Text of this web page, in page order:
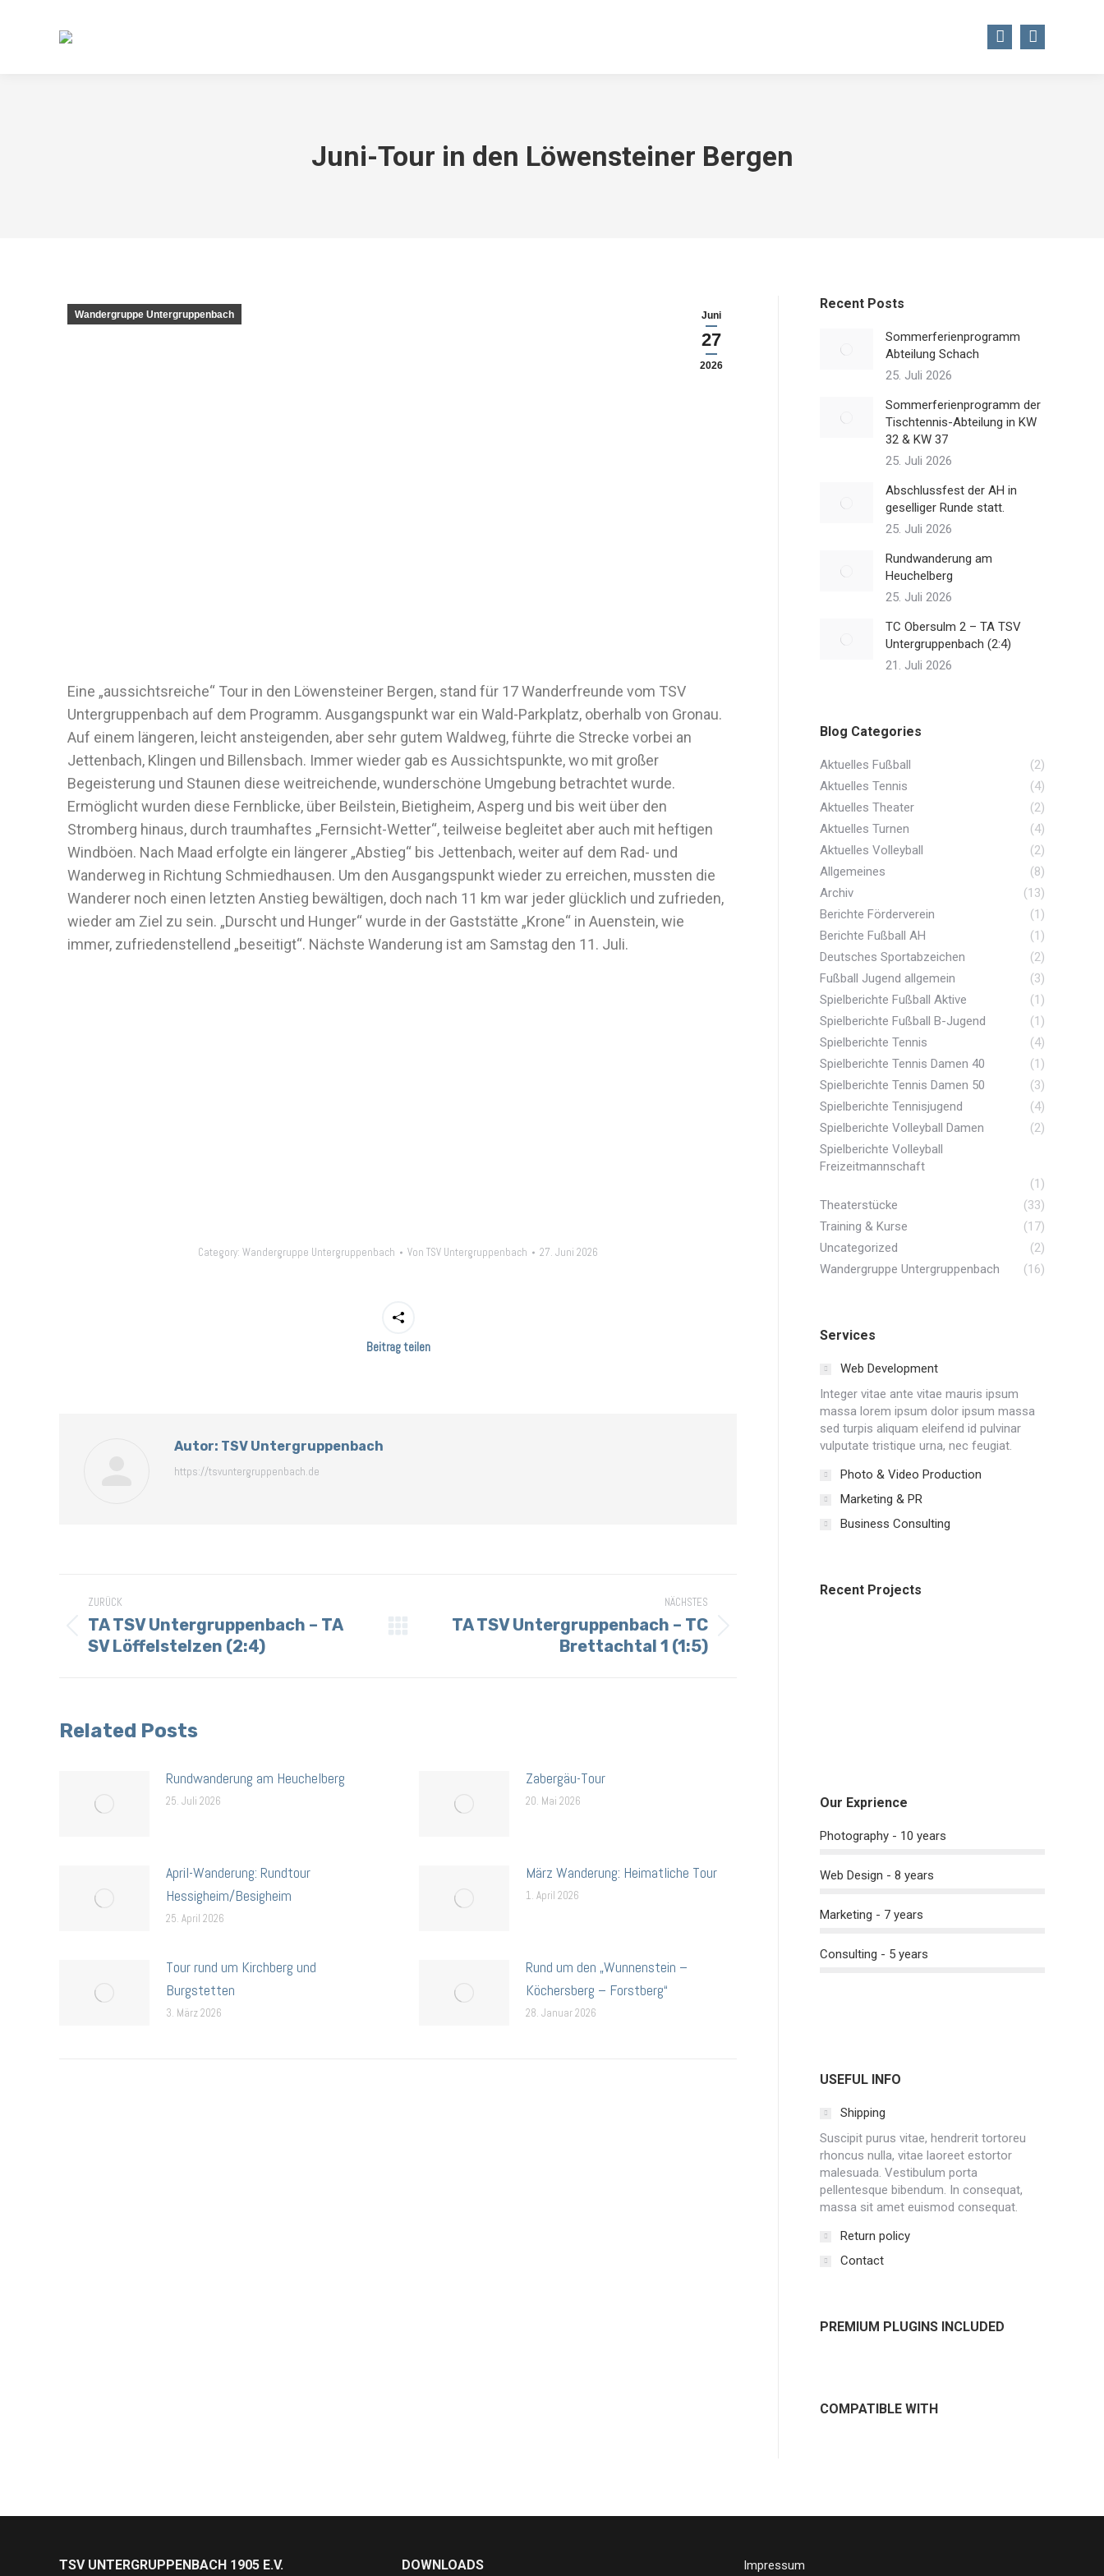
Juni-Tour in den Löwensteiner Bergen
Juni
27
2026
Wandergruppe Untergruppenbach
Eine „aussichtsreiche“ Tour in den Löwensteiner Bergen, stand für 17 Wanderfreunde vom TSV
Untergruppenbach auf dem Programm. Ausgangspunkt war ein Wald-Parkplatz, oberhalb von Gronau.
Auf einem längeren, leicht ansteigenden, aber sehr gutem Waldweg, führte die Strecke vorbei an
Jettenbach, Klingen und Billensbach. Immer wieder gab es Aussichtspunkte, wo mit großer
Begeisterung und Staunen diese weitreichende, wunderschöne Umgebung betrachtet wurde.
Ermöglicht wurden diese Fernblicke, über Beilstein, Bietigheim, Asperg und bis weit über den
Stromberg hinaus, durch traumhaftes „Fernsicht-Wetter“, teilweise begleitet aber auch mit heftigen
Windböen. Nach Maad erfolgte ein längerer „Abstieg“ bis Jettenbach, weiter auf dem Rad- und
Wanderweg in Richtung Schmiedhausen. Um den Ausgangspunkt wieder zu erreichen, mussten die
Wanderer noch einen letzten Anstieg bewältigen, doch nach 11 km war jeder glücklich und zufrieden,
wieder am Ziel zu sein. „Durscht und Hunger“ wurde in der Gaststätte „Krone“ in Auenstein, wie
immer, zufriedenstellend „beseitigt“. Nächste Wanderung ist am Samstag den 11. Juli.
Category: Wandergruppe Untergruppenbach Von TSV Untergruppenbach 27. Juni 2026
Beitrag teilen
Autor: TSV Untergruppenbach
https://tsvuntergruppenbach.de
ZURÜCK
TA TSV Untergruppenbach – TA
SV Löffelstelzen (2:4)
NÄCHSTES
TA TSV Untergruppenbach – TC
Brettachtal 1 (1:5)
Related Posts
Rundwanderung am Heuchelberg
25. Juli 2026
Zabergäu-Tour
20. Mai 2026
April-Wanderung: Rundtour
Hessigheim/Besigheim
25. April 2026
März Wanderung: Heimatliche Tour
1. April 2026
Tour rund um Kirchberg und
Burgstetten
3. März 2026
Rund um den „Wunnenstein –
Köchersberg – Forstberg“
28. Januar 2026
Recent Posts
Sommerferienprogramm
Abteilung Schach
25. Juli 2026
Sommerferienprogramm der
Tischtennis-Abteilung in KW
32 & KW 37
25. Juli 2026
Abschlussfest der AH in
geselliger Runde statt.
25. Juli 2026
Rundwanderung am
Heuchelberg
25. Juli 2026
TC Obersulm 2 – TA TSV
Untergruppenbach (2:4)
21. Juli 2026
Blog Categories
Aktuelles Fußball
(2)
Aktuelles Tennis
(4)
Aktuelles Theater
(2)
Aktuelles Turnen
(4)
Aktuelles Volleyball
(2)
Allgemeines
(8)
Archiv
(13)
Berichte Förderverein
(1)
Berichte Fußball AH
(1)
Deutsches Sportabzeichen
(2)
Fußball Jugend allgemein
(3)
Spielberichte Fußball Aktive
(1)
Spielberichte Fußball B-Jugend
(1)
Spielberichte Tennis
(4)
Spielberichte Tennis Damen 40
(1)
Spielberichte Tennis Damen 50
(3)
Spielberichte Tennisjugend
(4)
Spielberichte Volleyball Damen
(2)
Spielberichte Volleyball
Freizeitmannschaft
(1)
Theaterstücke
(33)
Training & Kurse
(17)
Uncategorized
(2)
Wandergruppe Untergruppenbach
(16)
Services
Web Development
Integer vitae ante vitae mauris ipsum
massa lorem ipsum dolor ipsum massa
sed turpis aliquam eleifend id pulvinar
vulputate tristique urna, nec feugiat.
Photo & Video Production
Marketing & PR
Business Consulting
Recent Projects
Our Exprience
Photography - 10 years
Web Design - 8 years
Marketing - 7 years
Consulting - 5 years
USEFUL INFO
Shipping
Suscipit purus vitae, hendrerit tortoreu
rhoncus nulla, vitae laoreet estortor
malesuada. Vestibulum porta
pellentesque bibendum. In consequat,
massa sit amet euismod consequat.
Return policy
Contact
PREMIUM PLUGINS INCLUDED
COMPATIBLE WITH
TSV UNTERGRUPPENBACH 1905 E.V. DOWNLOADS Impressum